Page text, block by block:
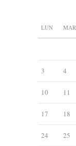
LUN MAR
3 4
10 11
17 18
24 25